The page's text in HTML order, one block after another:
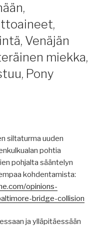
Venäjän
miekka,
Pony
siltaturma uuden
pohtia
pohjalta sääntelyn
kohdentamista:
opinions-
bridge-collision
ja ylläpitäessään